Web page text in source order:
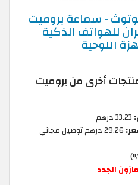
- سماعة بروميت
للهواتف الذكية
اللوحية
أخرى من بروميت
33.23 درهم
29.26 درهم توصيل مجاني